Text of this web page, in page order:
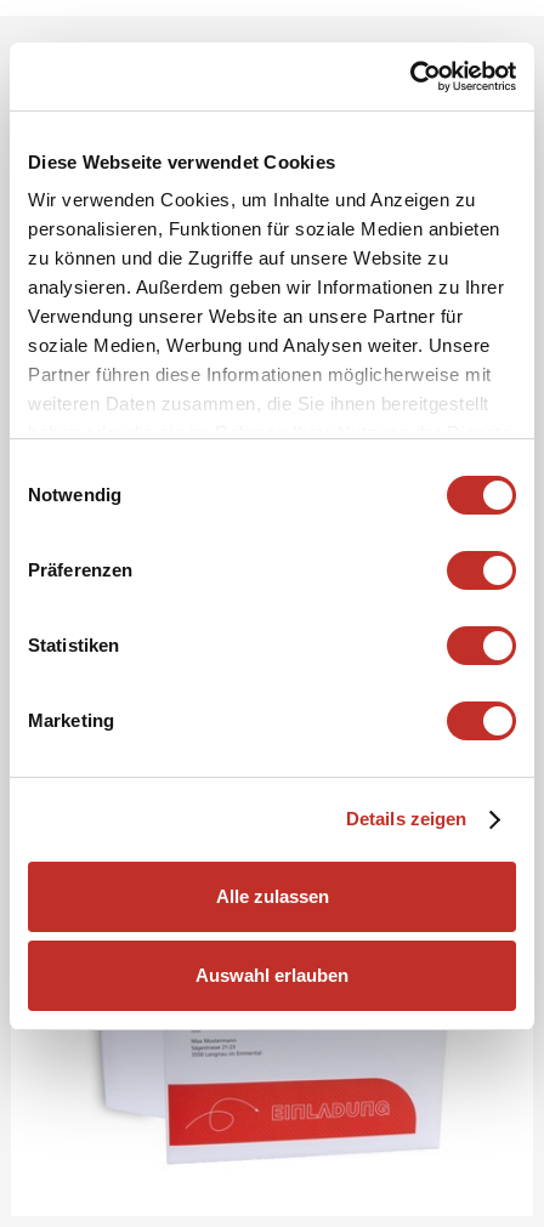
Diese Webseite verwendet Cookies
Wir verwenden Cookies, um Inhalte und Anzeigen zu
personalisieren, Funktionen für soziale Medien anbieten
zu können und die Zugriffe auf unsere Website zu
analysieren. Außerdem geben wir Informationen zu Ihrer
Verwendung unserer Website an unsere Partner für
soziale Medien, Werbung und Analysen weiter. Unsere
Partner führen diese Informationen möglicherweise mit
weiteren Daten zusammen, die Sie ihnen bereitgestellt
Notwendig
Präferenzen
Statistiken
Marketing
Details zeigen
Alle zulassen
Auswahl erlauben
Die Eigenmarken-Gewürze von Transgourmet Prodega